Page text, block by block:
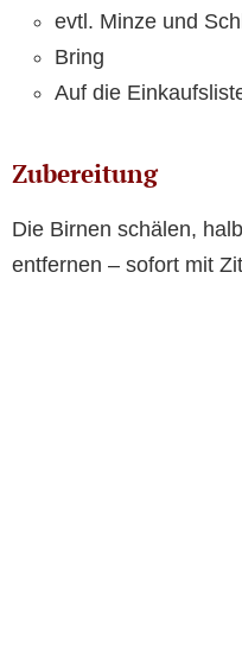
evtl. Minze und
Bring
Auf die
Zubereitung
Die Birnen schälen,
entfernen – sofort mit